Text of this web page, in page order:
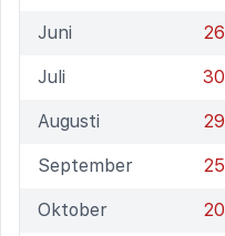
Juni
Juli
Augusti
September
Oktober